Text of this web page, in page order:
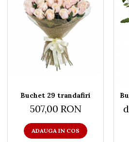
Buchet 29 trandafiri
507,00 RON
ADAUGA IN COS